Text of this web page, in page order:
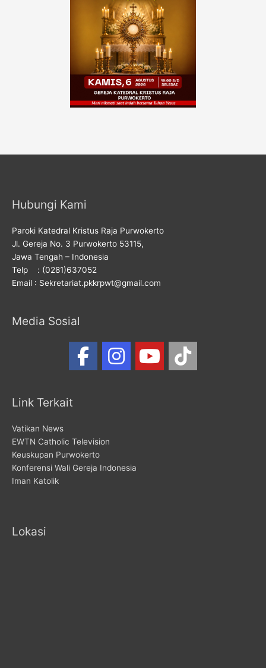
Hubungi Kami
Paroki Katedral Kristus Raja Purwokerto
Jl. Gereja No. 3 Purwokerto 53115,
Jawa Tengah – Indonesia
Telp : (0281)637052
Email : Sekretariat.pkkrpwt@gmail.com
Media Sosial
Link Terkait
Vatikan News
EWTN Catholic Television
Keuskupan Purwokerto
Konferensi Wali Gereja Indonesia
Iman Katolik
Lokasi